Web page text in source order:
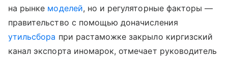
на рынке моделей, но и регуляторные факторы —
правительство с помощью доначисления
утильсбора при растаможке закрыло киргизский
канал экспорта иномарок, отмечает руководитель